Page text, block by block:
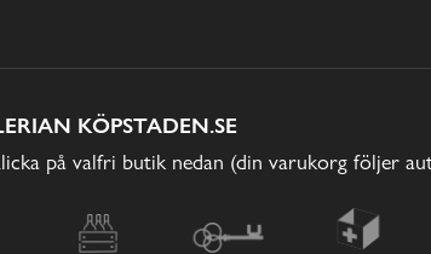
KÖPSTADEN.SE
på valfri butik nedan (din varukorg följer